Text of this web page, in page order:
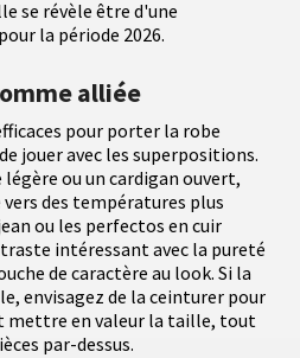
se révèle être d'une
la période 2026.
alliée
pour porter la robe
jouer avec les superpositions.
ou un cardigan ouvert,
des températures plus
ou les perfectos en cuir
intéressant avec la pureté
de caractère au look. Si la
envisagez de la ceinturer pour
en valeur la taille, tout
par-dessus.